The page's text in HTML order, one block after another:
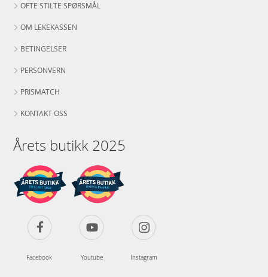
OFTE STILTE SPØRSMÅL
OM LEKEKASSEN
BETINGELSER
PERSONVERN
PRISMATCH
KONTAKT OSS
Årets butikk 2025
Facebook Youtube Instagram